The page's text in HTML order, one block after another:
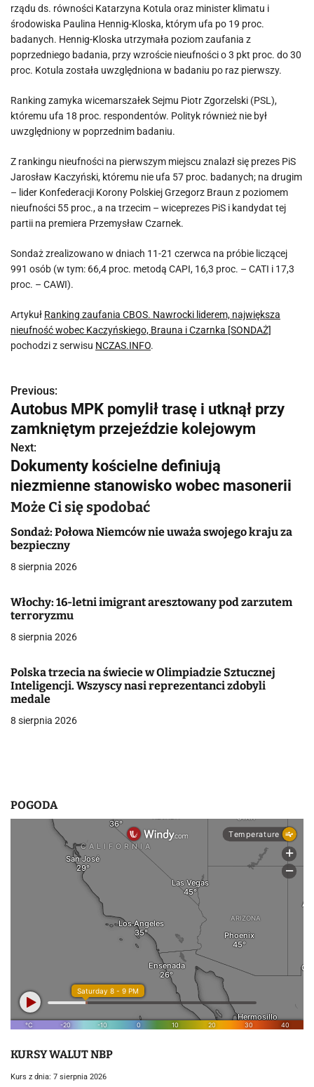
rządu ds. równości Katarzyna Kotula oraz minister klimatu i
środowiska Paulina Hennig-Kloska, którym ufa po 19 proc.
badanych. Hennig-Kloska utrzymała poziom zaufania z
poprzedniego badania, przy wzroście nieufności o 3 pkt proc. do 30
proc. Kotula została uwzględniona w badaniu po raz pierwszy.
Ranking zamyka wicemarszałek Sejmu Piotr Zgorzelski (PSL),
któremu ufa 18 proc. respondentów. Polityk również nie był
uwzględniony w poprzednim badaniu.
Z rankingu nieufności na pierwszym miejscu znalazł się prezes PiS
Jarosław Kaczyński, któremu nie ufa 57 proc. badanych; na drugim
– lider Konfederacji Korony Polskiej Grzegorz Braun z poziomem
nieufności 55 proc., a na trzecim – wiceprezes PiS i kandydat tej
partii na premiera Przemysław Czarnek.
Sondaż zrealizowano w dniach 11-21 czerwca na próbie liczącej
991 osób (w tym: 66,4 proc. metodą CAPI, 16,3 proc. – CATI i 17,3
proc. – CAWI).
Artykuł Ranking zaufania CBOS. Nawrocki liderem, największa
nieufność wobec Kaczyńskiego, Brauna i Czarnka [SONDAŻ]
pochodzi z serwisu NCZAS.INFO.
N
a
w
i
g
a
c
a
w
i
s
Previous:
Autobus MPK pomylił trasę i utknął przy
zamkniętym przejeździe kolejowym
Next:
Dokumenty kościelne definiują
niezmienne stanowisko wobec masonerii
Może Ci się spodobać
Sondaż: Połowa Niemców nie uważa swojego kraju za
bezpieczny
8 sierpnia 2026
Włochy: 16-letni imigrant aresztowany pod zarzutem
terroryzmu
8 sierpnia 2026
Polska trzecia na świecie w Olimpiadzie Sztucznej
Inteligencji. Wszyscy nasi reprezentanci zdobyli
medale
8 sierpnia 2026
POGODA
KURSY WALUT NBP
Kurs z dnia: 7 sierpnia 2026